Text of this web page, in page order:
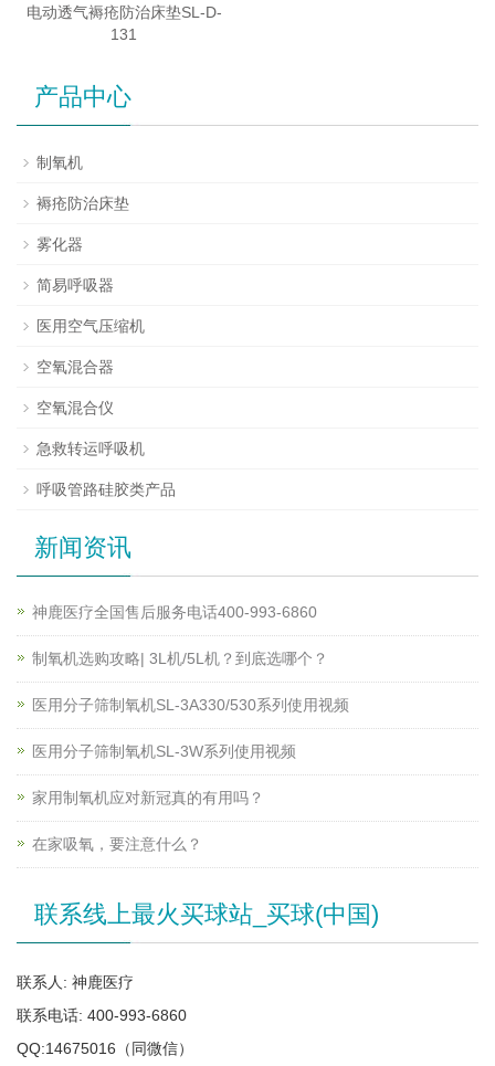
电动透气褥疮防治床垫SL-D-
131
产品中心
制氧机
褥疮防治床垫
雾化器
简易呼吸器
医用空气压缩机
空氧混合器
空氧混合仪
急救转运呼吸机
呼吸管路硅胶类产品
新闻资讯
神鹿医疗全国售后服务电话400-993-6860
制氧机选购攻略| 3L机/5L机？到底选哪个？
医用分子筛制氧机SL-3A330/530系列使用视频
医用分子筛制氧机SL-3W系列使用视频
家用制氧机应对新冠真的有用吗？
在家吸氧，要注意什么？
联系线上最火买球站_买球(中国)
联系人: 神鹿医疗
联系电话: 400-993-6860
QQ:14675016（同微信）